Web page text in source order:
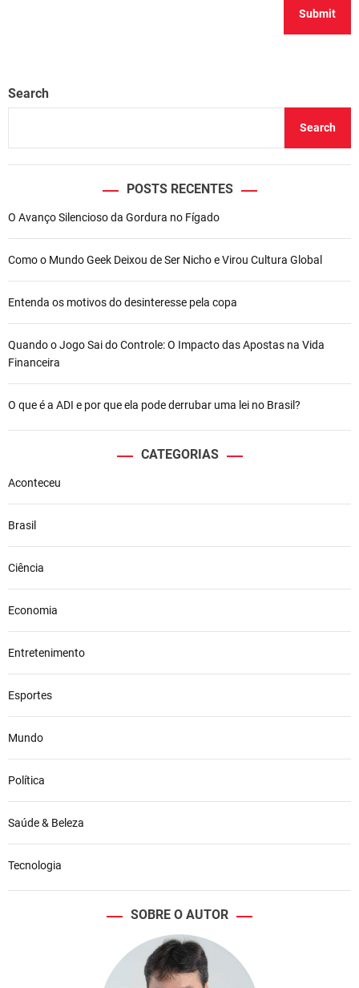
Search
Search
POSTS RECENTES
O Avanço Silencioso da Gordura no Fígado
Como o Mundo Geek Deixou de Ser Nicho e Virou Cultura Global
Entenda os motivos do desinteresse pela copa
Quando o Jogo Sai do Controle: O Impacto das Apostas na Vida
Financeira
O que é a ADI e por que ela pode derrubar uma lei no Brasil?
CATEGORIAS
Aconteceu
Brasil
Ciência
Economia
Entretenimento
Esportes
Mundo
Política
Saúde & Beleza
Tecnologia
SOBRE O AUTOR